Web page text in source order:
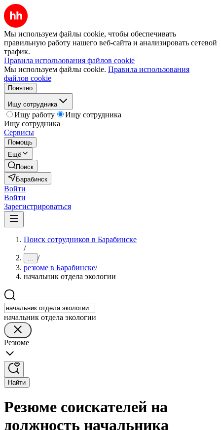
Мы используем файлы cookie, чтобы обеспечивать
правильную работу нашего веб-сайта и анализировать сетевой
трафик.
Правила использования файлов cookie
Мы используем файлы cookie. Правила использования
файлов cookie
Понятно
Ищу сотрудника
Ищу работу
Ищу сотрудника
Ищу сотрудника
Сервисы
Помощь
Ещё
Поиск
Барабинск
Войти
Войти
Зарегистрироваться
Поиск сотрудников в Барабинске
/
... /
резюме в Барабинске/
начальник отдела экологии
начальник отдела экологии
Резюме
Найти
Резюме соискателей на
должность начальника